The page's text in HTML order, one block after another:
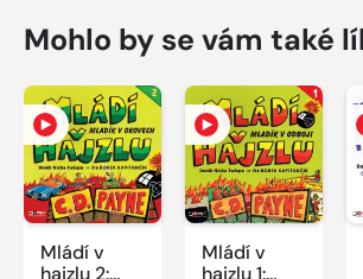
Mohlo by se vám také
Mládí v
hajzlu 2:
Mládí v
hajzlu 1: